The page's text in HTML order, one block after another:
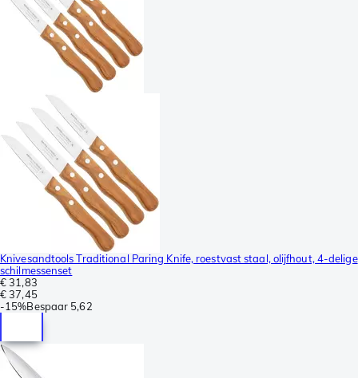
Knivesandtools Traditional Paring Knife, roestvast staal, olijfhout, 4-delige
schilmessenset
€ 31,83
€ 37,45
-15%Bespaar 5,62